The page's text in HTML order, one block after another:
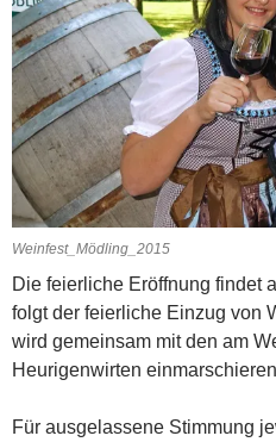
Weinfest_Mödling_2015
Die feierliche Eröffnung findet
folgt der feierliche Einzug von
wird gemeinsam mit den am
Heurigenwirten
Für ausgelassene Stimmung